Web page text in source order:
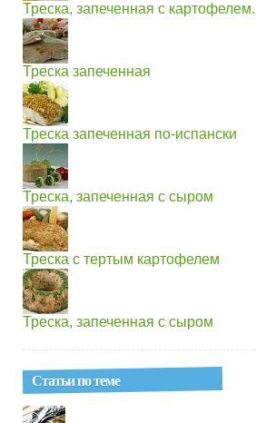
Треска, запеченная с
Треска запеченная
Треска запеченная по-испански
Треска, запеченная с сыром
Треска с тертым картофелем
Треска, запеченная с сыром
Статьи по теме